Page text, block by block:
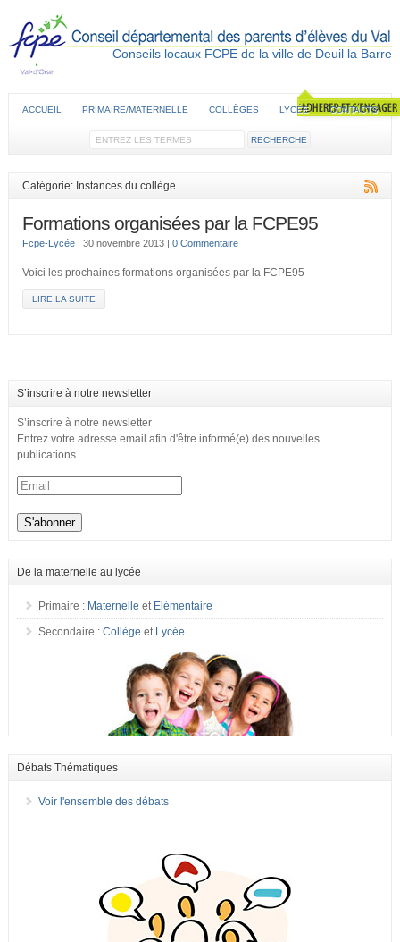
Conseils locaux FCPE de la ville de Deuil la Barre
ACCUEIL PRIMAIRE/MATERNELLE COLLÈGES LYCÉE CONTACTS
Catégorie: Instances du collège
Formations organisées par la FCPE95
Fcpe-Lycée| 30 novembre 2013 | 0 Commentaire
Voici les prochaines formations organisées par la FCPE95
LIRE LA SUITE
S’inscrire à notre newsletter
S’inscrire à notre newsletter
Entrez votre adresse email afin d'être informé(e) des nouvelles
publications.
De la maternelle au lycée
Primaire : Maternelle et Elémentaire
Secondaire : Collège et Lycée
Débats Thématiques
Voir l'ensemble des débats